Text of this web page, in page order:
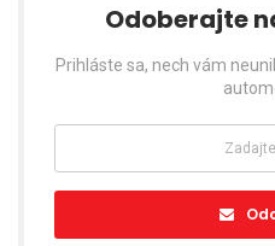
Odoberajte
Prihláste sa, nech vám